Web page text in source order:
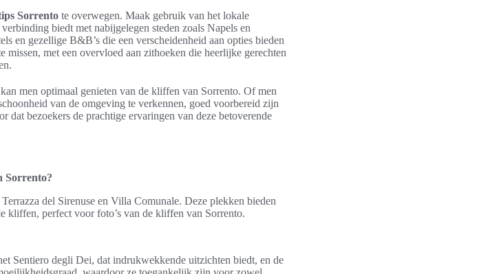
Sorrento te overwegen. Maak gebruik van het lokale
biedt met nabijgelegen steden zoals Napels en
en gezellige B&B’s die een verscheidenheid aan opties bieden
met een overvloed aan zithoeken die heerlijke gerechten
men optimaal genieten van de kliffen van Sorrento. Of men
van de omgeving te verkennen, goed voorbereid zijn
bezoekers de prachtige ervaringen van deze betoverende
Sorrento?
del Sirenuse en Villa Comunale. Deze plekken bieden
kliffen, perfect voor foto’s van de kliffen van Sorrento.
Sentiero degli Dei, dat indrukwekkende uitzichten biedt, en de